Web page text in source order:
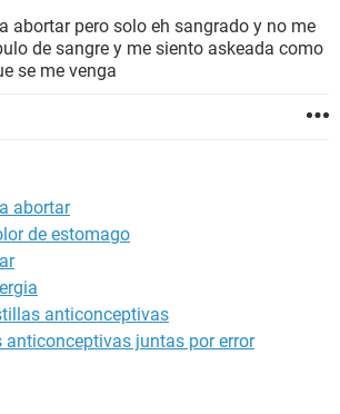
abortar pero solo eh sangrado y no me
de sangre y me siento askeada como
se me venga
abortar
de estomago
anticonceptivas
juntas por error